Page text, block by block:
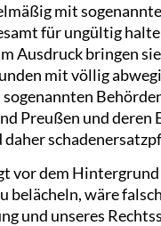
mit
für ungültig
Ausdruck bringen
mit völlig
Preußen und
vor dem Hintergrund
belächeln, wäre
und unseres